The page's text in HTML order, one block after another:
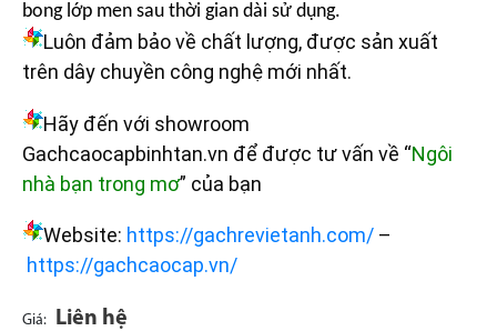
bong lớp men sau thời gian dài sử dụng.
Luôn đảm bảo về chất lượng, được sản xuất
trên dây chuyền công nghệ mới nhất.
Hãy đến với showroom
Gachcaocapbinhtan.vn để được tư vấn về “Ngôi
nhà bạn trong mơ” của bạn
Website: https://gachrevietanh.com/ –
https://gachcaocap.vn/
Giá: Liên hệ